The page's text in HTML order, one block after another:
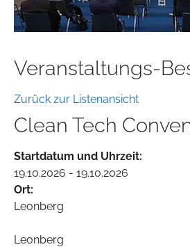
Veranstaltungs-
Zurück zur Listenansicht
Clean Tech
Startdatum und Uhrzeit:
19.10.2026 - 19.10.2026
Ort:
Leonberg
Leonberg